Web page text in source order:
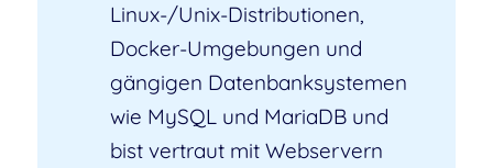
Linux-/Unix-Distributionen,
Docker-Umgebungen und
gängigen Datenbanksystemen
wie MySQL und MariaDB und
bist vertraut mit Webservern